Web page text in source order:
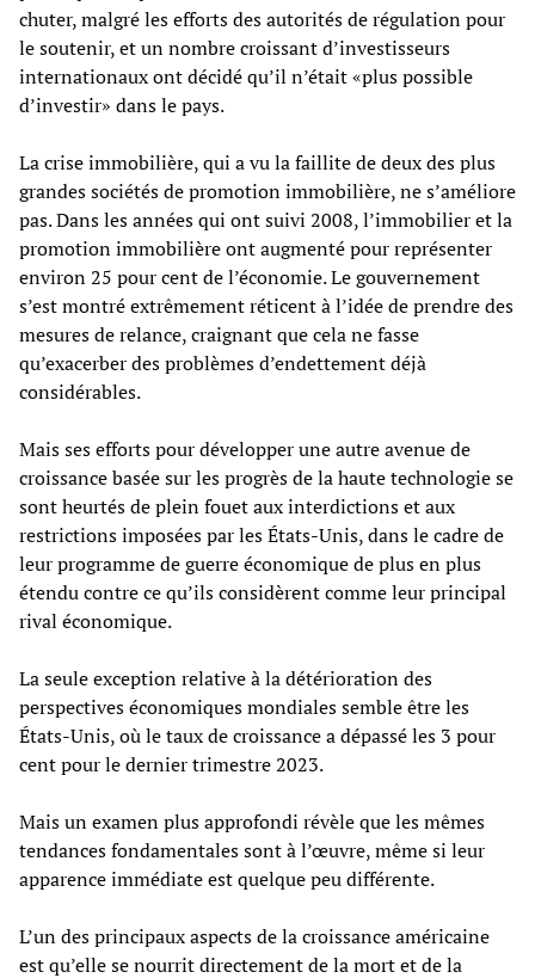
chuter, malgré les efforts des autorités de régulation pour
le soutenir, et un nombre croissant d’investisseurs
internationaux ont décidé qu’il n’était «plus possible
d’investir» dans le pays.
La crise immobilière, qui a vu la faillite de deux des plus
grandes sociétés de promotion immobilière, ne s’améliore
pas. Dans les années qui ont suivi 2008, l’immobilier et la
promotion immobilière ont augmenté pour représenter
environ 25 pour cent de l’économie. Le gouvernement
s’est montré extrêmement réticent à l’idée de prendre des
mesures de relance, craignant que cela ne fasse
qu’exacerber des problèmes d’endettement déjà
considérables.
Mais ses efforts pour développer une autre avenue de
croissance basée sur les progrès de la haute technologie se
sont heurtés de plein fouet aux interdictions et aux
restrictions imposées par les États-Unis, dans le cadre de
leur programme de guerre économique de plus en plus
étendu contre ce qu’ils considèrent comme leur principal
rival économique.
La seule exception relative à la détérioration des
perspectives économiques mondiales semble être les
États-Unis, où le taux de croissance a dépassé les 3 pour
cent pour le dernier trimestre 2023.
Mais un examen plus approfondi révèle que les mêmes
tendances fondamentales sont à l’œuvre, même si leur
apparence immédiate est quelque peu différente.
L’un des principaux aspects de la croissance américaine
est qu’elle se nourrit directement de la mort et de la